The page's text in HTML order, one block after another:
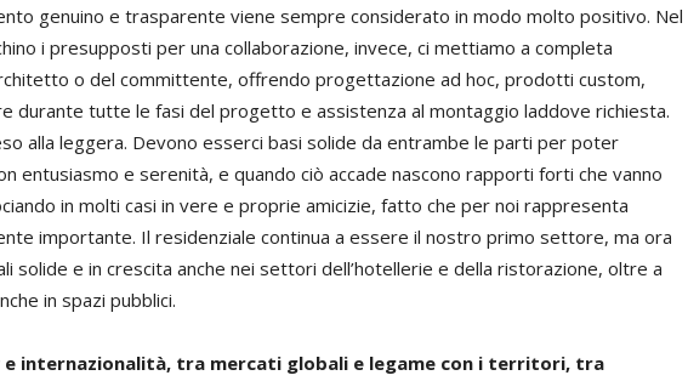
genuino e trasparente viene sempre considerato in modo molto positivo. Nel
i presupposti per una collaborazione, invece, ci mettiamo a completa
o del committente, offrendo progettazione ad hoc, prodotti custom,
durante tutte le fasi del progetto e assistenza al montaggio laddove richiesta.
alla leggera. Devono esserci basi solide da entrambe le parti per poter
entusiasmo e serenità, e quando ciò accade nascono rapporti forti che vanno
in molti casi in vere e proprie amicizie, fatto che per noi rappresenta
importante. Il residenziale continua a essere il nostro primo settore, ma ora
solide e in crescita anche nei settori dell’hotellerie e della ristorazione, oltre a
in spazi pubblici.
e internazionalità, tra mercati globali e legame con i territori, tra